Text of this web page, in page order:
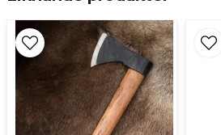
Ja, ni får publicera min fråga